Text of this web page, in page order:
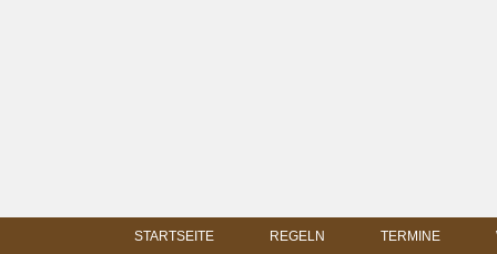
STARTSEITE REGELN TERMINE